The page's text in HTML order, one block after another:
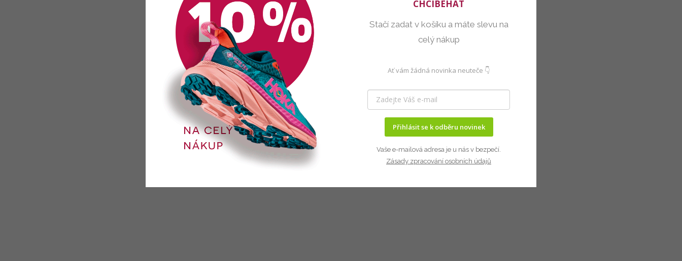
CHCIBEHAT
Stačí zadat v košíku a máte slevu na
celý nákup
Ať vám žádná novinka neuteče 👇
Přihlásit se k odběru novinek
Vaše e-mailová adresa je u nás v bezpečí.
Zásady zpracování osobních údajů